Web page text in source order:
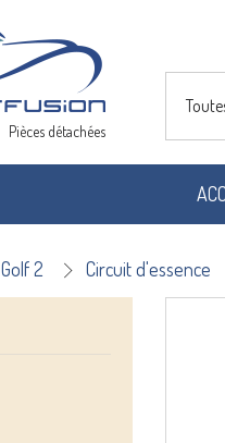
Pièces détachées
Golf 2 Circuit d'essence